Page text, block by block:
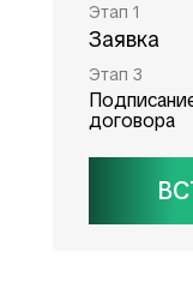
договора
Этап 3
Заявка
Этап 1